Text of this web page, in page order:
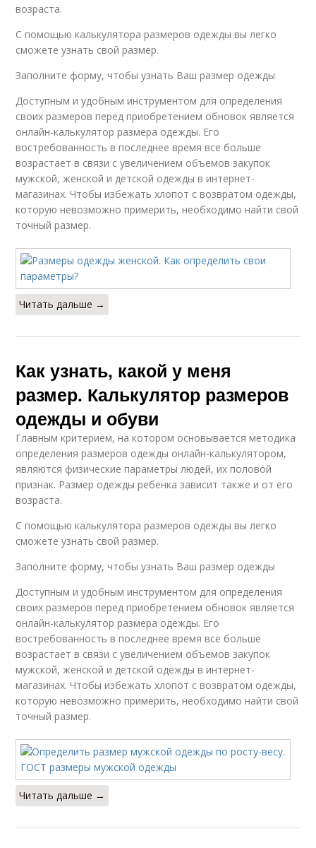
возраста.
С помощью калькулятора размеров одежды вы легко
сможете узнать свой размер.
Заполните форму, чтобы узнать Ваш размер одежды
Доступным и удобным инструментом для определения
своих размеров перед приобретением обновок является
онлайн-калькулятор размера одежды. Его
востребованность в последнее время все больше
возрастает в связи с увеличением объемов закупок
мужской, женской и детской одежды в интернет-
магазинах. Чтобы избежать хлопот с возвратом одежды,
которую невозможно примерить, необходимо найти свой
точный размер.
Читать дальше →
Как узнать, какой у меня
размер. Калькулятор размеров
одежды и обуви
Главным критерием, на котором основывается методика
определения размеров одежды онлайн-калькулятором,
являются физические параметры людей, их половой
признак. Размер одежды ребенка зависит также и от его
возраста.
С помощью калькулятора размеров одежды вы легко
сможете узнать свой размер.
Заполните форму, чтобы узнать Ваш размер одежды
Доступным и удобным инструментом для определения
своих размеров перед приобретением обновок является
онлайн-калькулятор размера одежды. Его
востребованность в последнее время все больше
возрастает в связи с увеличением объемов закупок
мужской, женской и детской одежды в интернет-
магазинах. Чтобы избежать хлопот с возвратом одежды,
которую невозможно примерить, необходимо найти свой
точный размер.
Читать дальше →